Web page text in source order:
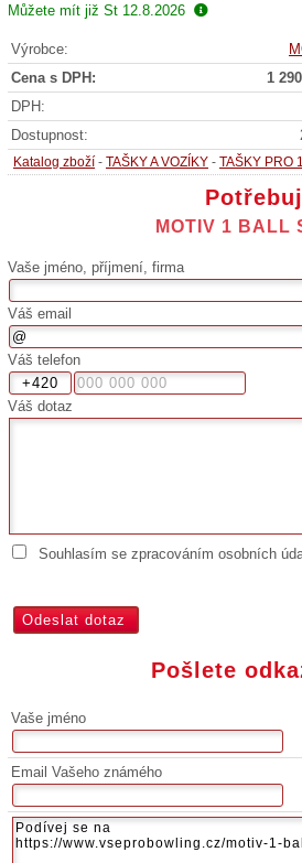
Můžete mít již St 12.8.2026
Výrobce:
Cena s DPH:
1
DPH:
Dostupnost:
Katalog zboží - TAŠKY A VOZÍKY - TAŠKY PRO
MOTIV 1 BALL
Vaše jméno, příjmení, firma
Váš email
Váš telefon
Váš dotaz
Souhlasím se zpracováním osobních
Pošlete
Vaše jméno
Email Vašeho známého